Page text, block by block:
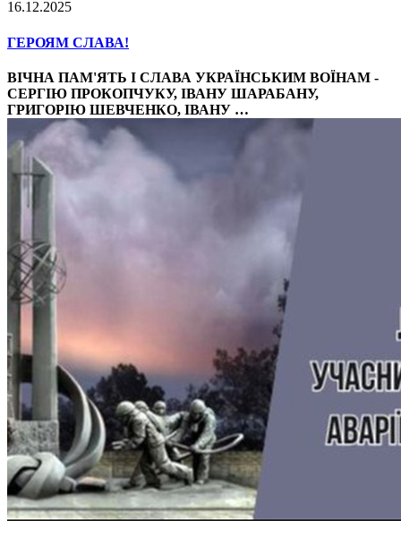
16.12.2025
ГЕРОЯМ СЛАВА!
ВІЧНА ПАМ'ЯТЬ І СЛАВА УКРАЇНСЬКИМ ВОЇНАМ -
СЕРГІЮ ПРОКОПЧУКУ, ІВАНУ ШАРАБАНУ,
ГРИГОРІЮ ШЕВЧЕНКО, ІВАНУ …